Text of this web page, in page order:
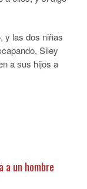
y las dos niñas
Siley
a sus hijos a
a un hombre